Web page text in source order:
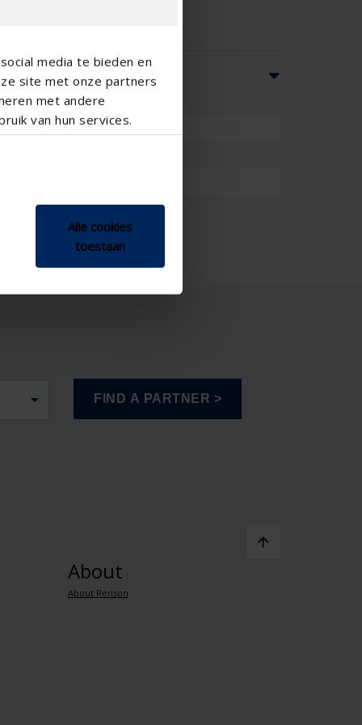
media te bieden en
site met onze partners
met andere
van hun services.
Alle cookies
toestaan
About
About Renson